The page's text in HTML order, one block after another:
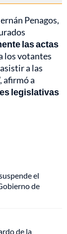
Penagos,
las actas
los votantes
a las
afirmó a
legislativas
el
de
de la